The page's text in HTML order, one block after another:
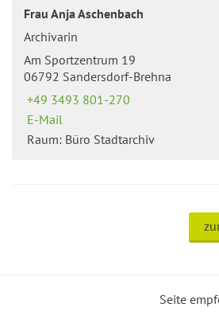
Frau Anja Aschenbach
Archivarin
Am Sportzentrum 19
06792 Sandersdorf-Brehna
+49 3493 801-270
E-Mail
Raum: Büro Stadtarchiv
Seite